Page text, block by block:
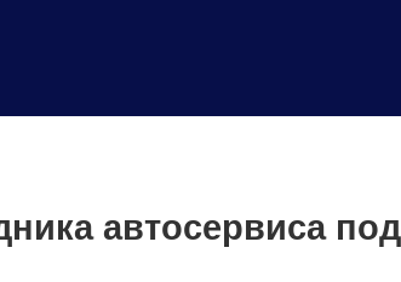
автосервиса